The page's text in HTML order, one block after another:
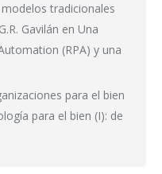
tradicionales
Gavilán en Una
(RPA) y una
para el bien
para el bien (I): de